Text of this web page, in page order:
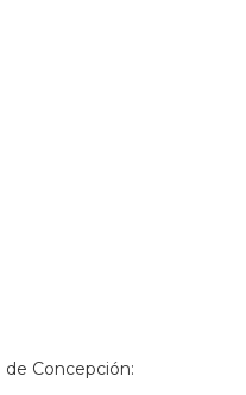
Concepción: